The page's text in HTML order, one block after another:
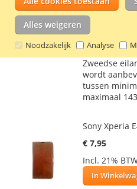
Alles weigeren
Noodzakelijk Analyse
TOE
OM
Deze
gemaakt
ontworpen
vurenhouten
Zweedse
wordt
tussen
maximaal
Sony Xperia
€ 7,95
Incl. 21%
In